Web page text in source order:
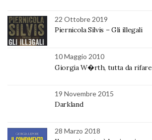
22 Ottobre 2019
Piernicola Silvis – Gli illegali
10 Maggio 2010
Giorgia W�rth, tutta da rifare
19 Novembre 2015
Darkland
28 Marzo 2018